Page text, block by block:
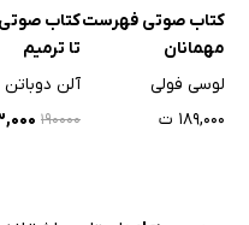
کتاب صوتی فهرست
مهمانان
لوسی فولی
۱۸۹,۰۰۰ ت
کتاب صوتی
تا ترمیم
آلن دوباتن
۱۹۰۰۰۰